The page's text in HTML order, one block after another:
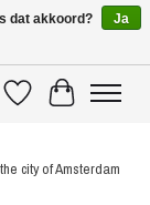
VerlanglijstWinkelwagen
city of Amsterdam
dat akkoord?
Ja